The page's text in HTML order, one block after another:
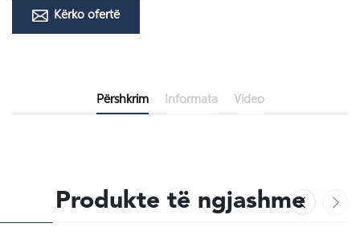
Kërko ofertë
Përshkrim Informata Video
Produkte të ngjashme